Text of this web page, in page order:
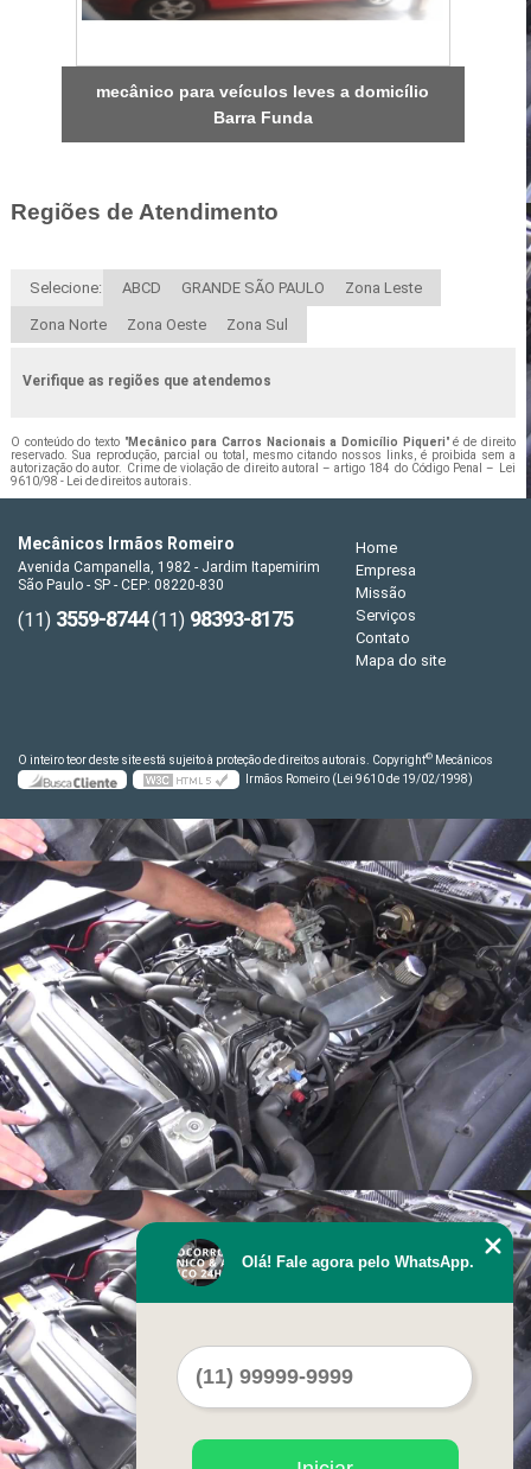
mecânico para veículos leves a domicílio
Barra Funda
Regiões de Atendimento
Selecione: ABCD GRANDE SÃO PAULO Zona Leste
Zona Norte Zona Oeste Zona Sul
Verifique as regiões que atendemos
O conteúdo do texto "Mecânico para Carros Nacionais a Domicílio Piqueri" é de direito
reservado. Sua reprodução, parcial ou total, mesmo citando nossos links, é proibida sem a
autorização do autor. Crime de violação de direito autoral – artigo 184 do Código Penal –
Lei
9610/98 - Lei de direitos autorais.
Mecânicos Irmãos Romeiro
Avenida Campanella, 1982 - Jardim Itapemirim
São Paulo - SP - CEP: 08220-830
(11) 3559-8744(11) 98393-8175
Home
Empresa
Missão
Serviços
Contato
Mapa do site
O inteiro teor deste site está sujeito à proteção de direitos autorais. Copyright© Mecânicos
Irmãos Romeiro (Lei 9610 de 19/02/1998)
Olá! Fale agora pelo WhatsApp.